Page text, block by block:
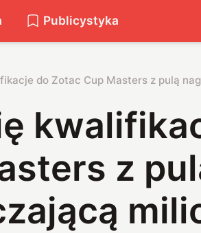
Publicystyka
do Zotac Cup Masters z pulą
z